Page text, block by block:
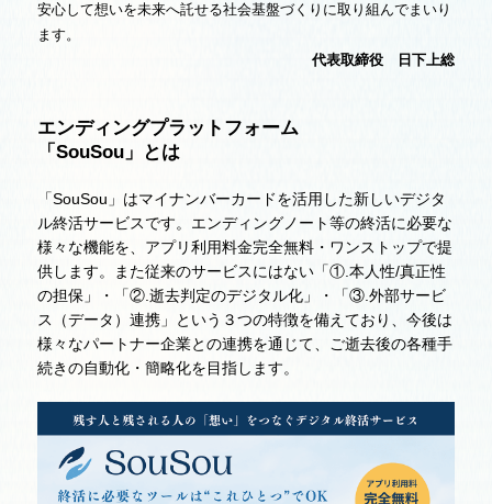
安心して想いを未来へ託せる社会基盤づくりに取り組んでまいり
ます。
代表取締役 日下上総
エンディングプラットフォーム
「SouSou」とは
「SouSou」はマイナンバーカードを活用した新しいデジタ
ル終活サービスです。エンディングノート等の終活に必要な
様々な機能を、アプリ利用料金完全無料・ワンストップで提
供します。また従来のサービスにはない「①.本人性/真正性
の担保」・「②.逝去判定のデジタル化」・「③.外部サービ
ス（データ）連携」という３つの特徴を備えており、今後は
様々なパートナー企業との連携を通じて、ご逝去後の各種手
続きの自動化・簡略化を目指します。